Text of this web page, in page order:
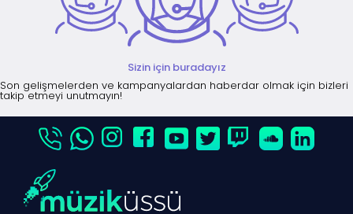
Sizin için buradayız
Son gelişmelerden ve kampanyalardan haberdar olmak için bizleri
takip etmeyi unutmayın!